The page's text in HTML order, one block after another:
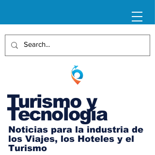
Turismo y
Tecnología
Noticias para la industria de
los Viajes, los Hoteles y el
Turismo